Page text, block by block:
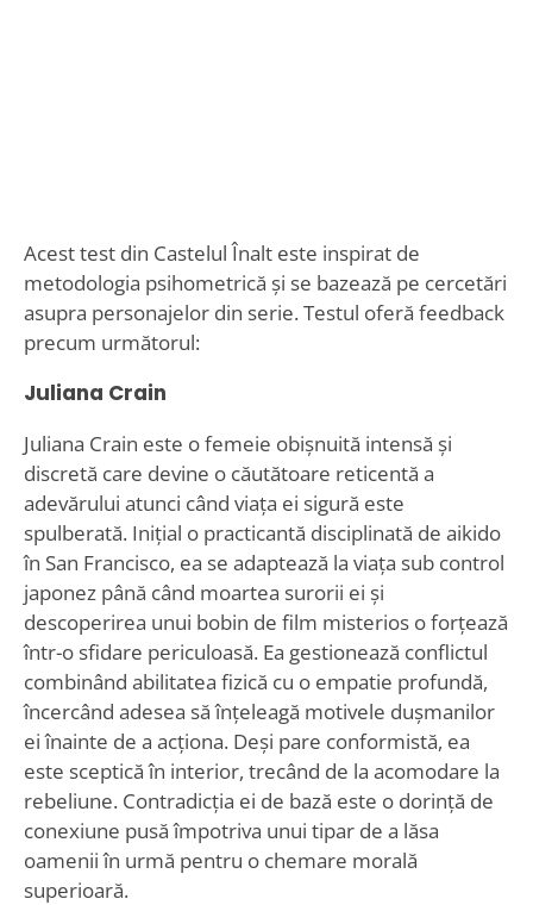
Acest test din Castelul Înalt este inspirat de
metodologia psihometrică și se bazează pe cercetări
asupra personajelor din serie. Testul oferă feedback
precum următorul:
Juliana Crain
Juliana Crain este o femeie obișnuită intensă și
discretă care devine o căutătoare reticentă a
adevărului atunci când viața ei sigură este
spulberată. Inițial o practicantă disciplinată de aikido
în San Francisco, ea se adaptează la viața sub control
japonez până când moartea surorii ei și
descoperirea unui bobin de film misterios o forțează
într-o sfidare periculoasă. Ea gestionează conflictul
combinând abilitatea fizică cu o empatie profundă,
încercând adesea să înțeleagă motivele dușmanilor
ei înainte de a acționa. Deși pare conformistă, ea
este sceptică în interior, trecând de la acomodare la
rebeliune. Contradicția ei de bază este o dorință de
conexiune pusă împotriva unui tipar de a lăsa
oamenii în urmă pentru o chemare morală
superioară.